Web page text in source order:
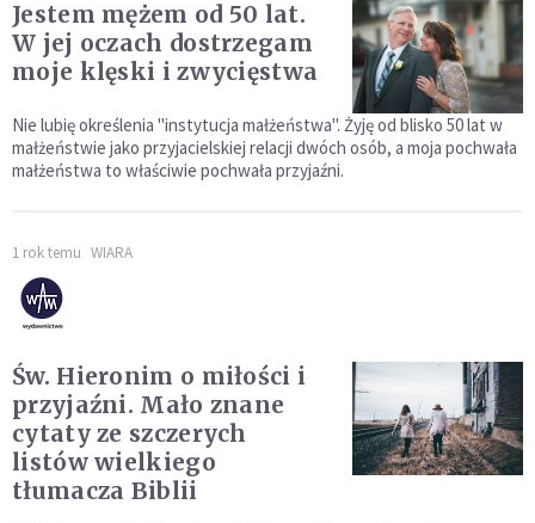
Jestem mężem od 50 lat.
W jej oczach dostrzegam
moje klęski i zwycięstwa
Nie lubię określenia "instytucja małżeństwa". Żyję od blisko 50 lat w
małżeństwie jako przyjacielskiej relacji dwóch osób, a moja pochwała
małżeństwa to właściwie pochwała przyjaźni.
1 rok temu WIARA
Św. Hieronim o miłości i
przyjaźni. Mało znane
cytaty ze szczerych
listów wielkiego
tłumacza Biblii